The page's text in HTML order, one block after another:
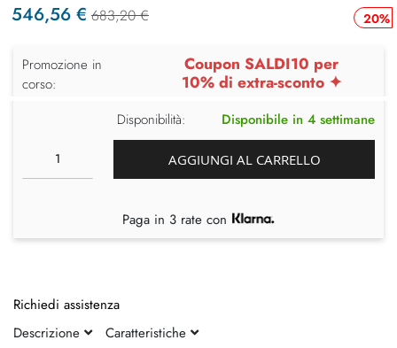
20%
546,56 € 683,20 €
Promozione in
corso:
Coupon SALDI10 per
10% di extra-sconto ✦
Disponibilità: Disponibile in 4 settimane
AGGIUNGI AL CARRELLO
Paga in 3 rate con
Richiedi assistenza
Descrizione
Caratteristiche